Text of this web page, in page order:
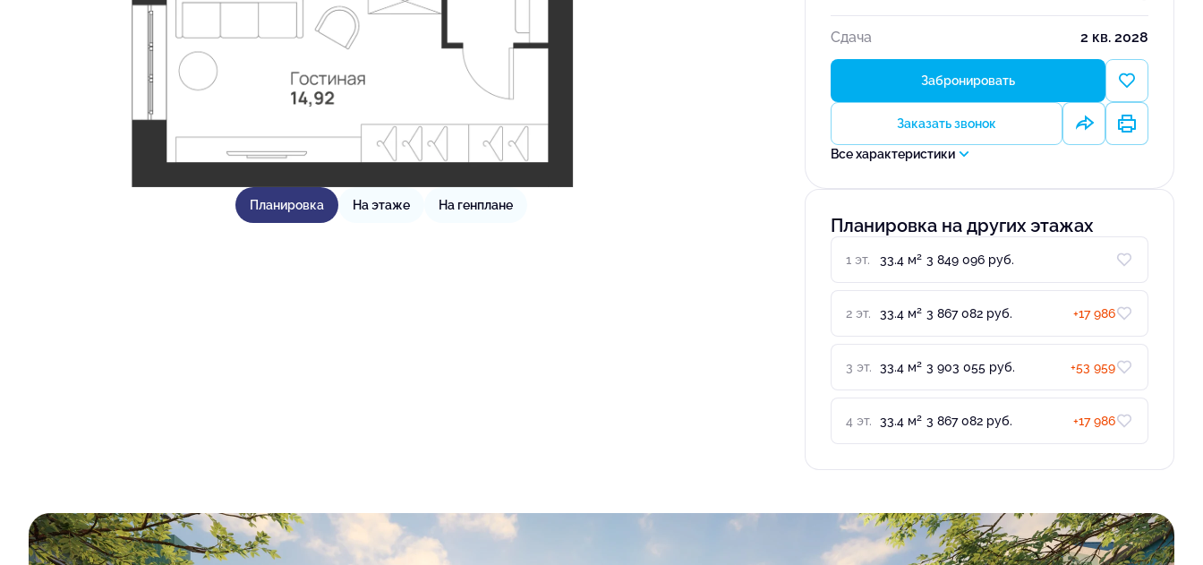
Планировка На этаже На генплане
Сдача 2 кв. 2028
Забронировать
Заказать звонок
Все характеристики
Планировка на других этажах
1 эт. 33.4 м2 3 849 096 руб.
2 эт. 33.4 м2 3 867 082 руб. +17 986
3 эт. 33.4 м2 3 903 055 руб. +53 959
4 эт. 33.4 м2 3 867 082 руб. +17 986